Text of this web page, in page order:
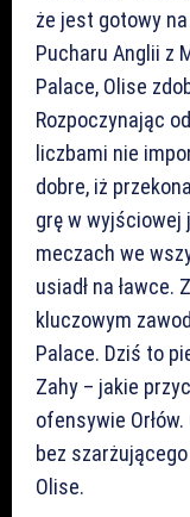
że jest gotowy
Pucharu Anglii z
Palace, Olise
Rozpoczynając
liczbami nie
dobre, iż
grę w wyjściowej
meczach we
usiadł na ławce.
kluczowym
Palace. Dziś to
Zahy – jakie
ofensywie
bez
Olise.